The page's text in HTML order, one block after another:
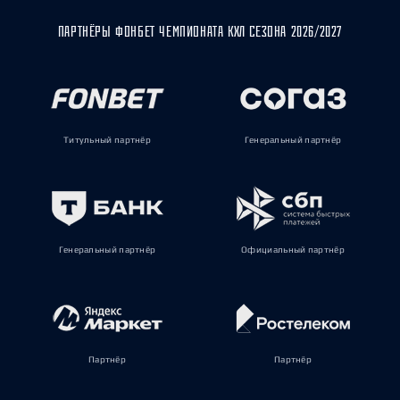
ПАРТНЁРЫ ФОНБЕТ ЧЕМПИОНАТА КХЛ СЕЗОНА 2026/2027
Титульный партнёр Генеральный партнёр
Генеральный партнёр Официальный партнёр
Партнёр Партнёр